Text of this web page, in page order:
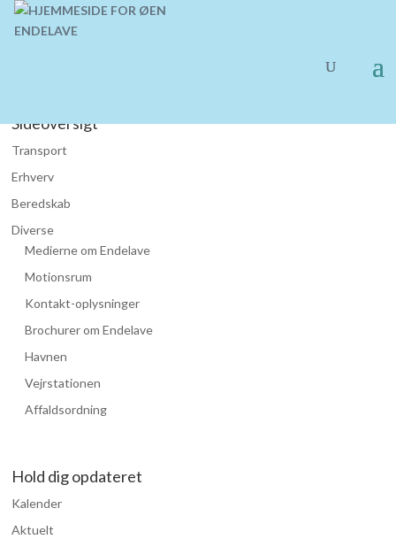
Sideoversigt
Transport
Erhverv
Beredskab
Diverse
Medierne om Endelave
Motionsrum
Kontakt-oplysninger
Brochurer om Endelave
Havnen
Vejrstationen
Affaldsordning
Hold dig opdateret
Kalender
Aktuelt